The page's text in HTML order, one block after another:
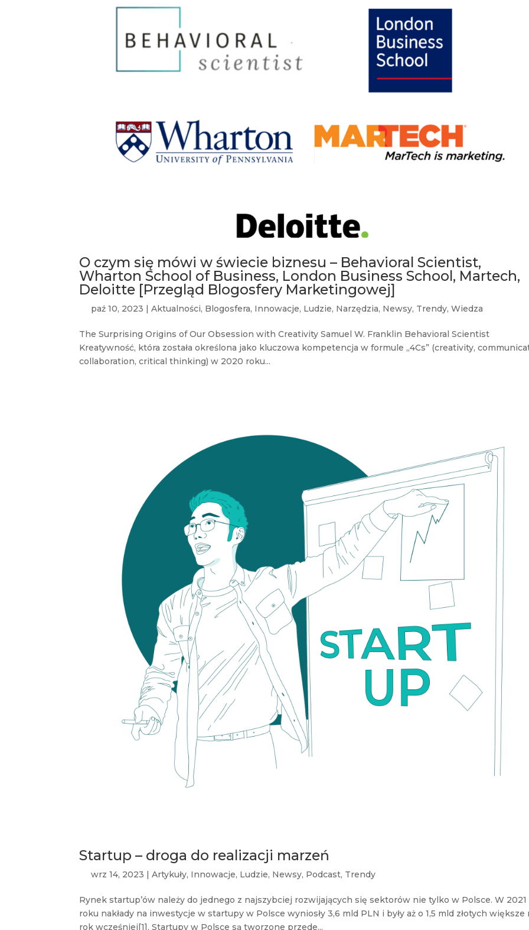
O czym się mówi w świecie biznesu – Behavioral Scientist,
Wharton School of Business, London Business School, Martech,
Deloitte [Przegląd Blogosfery Marketingowej]
paź 10, 2023 |Aktualności, Blogosfera, Innowacje, Ludzie, Narzędzia, Newsy, Trendy,Wiedza
The Surprising Origins of Our Obsession with Creativity Samuel W. Franklin Behavioral Scientist
Kreatywność, która została określona jako kluczowa kompetencja w formule „4Cs” (creativity,
collaboration, critical thinking) w 2020 roku...
Startup – droga do realizacji marzeń
wrz 14, 2023 |Artykuły, Innowacje, Ludzie, Newsy, Podcast, Trendy
Rynek startup’ów należy do jednego z najszybciej rozwijających się sektorów nie tylko w Polsce. W 2021
roku nakłady na inwestycje w startupy w Polsce wyniosły 3,6 mld PLN i były aż o 1,5 mld złotych większe
rok wcześniej[1]. Startupy w Polsce są tworzone przede...